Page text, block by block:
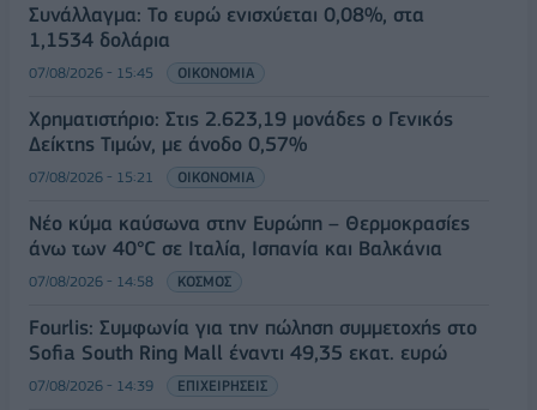
Συνάλλαγμα: Το ευρώ ενισχύεται 0,08%, στα
1,1534 δολάρια
07/08/2026 - 15:45 ΟΙΚΟΝΟΜΙΑ
Χρηματιστήριο: Στις 2.623,19 μονάδες ο Γενικός
Δείκτης Τιμών, με άνοδο 0,57%
07/08/2026 - 15:21 ΟΙΚΟΝΟΜΙΑ
Νέο κύμα καύσωνα στην Ευρώπη – Θερμοκρασίες
άνω των 40°C σε Ιταλία, Ισπανία και Βαλκάνια
07/08/2026 - 14:58 ΚΟΣΜΟΣ
Fourlis: Συμφωνία για την πώληση συμμετοχής στο
Sofia South Ring Mall έναντι 49,35 εκατ. ευρώ
07/08/2026 - 14:39 ΕΠΙΧΕΙΡΗΣΕΙΣ